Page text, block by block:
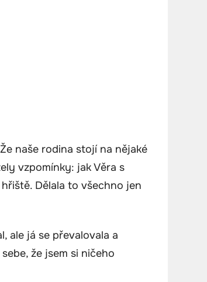
naše rodina stojí na nějaké
vzpomínky: jak Věra s
Dělala to všechno jen
ale já se převalovala a
že jsem si ničeho